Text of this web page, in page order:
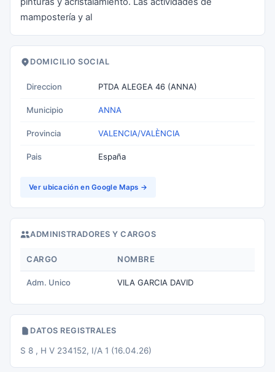
mampostería y al
DOMICILIO SOCIAL
Direccion PTDA ALEGEA 46 (ANNA)
Municipio ANNA
Provincia VALENCIA/VALÈNCIA
Pais España
Ver ubicación en Google Maps →
ADMINISTRADORES Y CARGOS
CARGO NOMBRE
Adm. Unico VILA GARCIA DAVID
DATOS REGISTRALES
S 8 , H V 234152, I/A 1 (16.04.26)